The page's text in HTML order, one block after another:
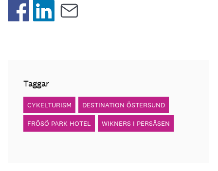
Taggar
CYKELTURISM DESTINATION ÖSTERSUND
FRÖSÖ PARK HOTEL WIKNERS I PERSÅSEN